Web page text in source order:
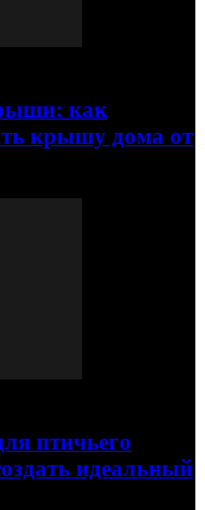
как
крышу дома от
птичьего
идеальный